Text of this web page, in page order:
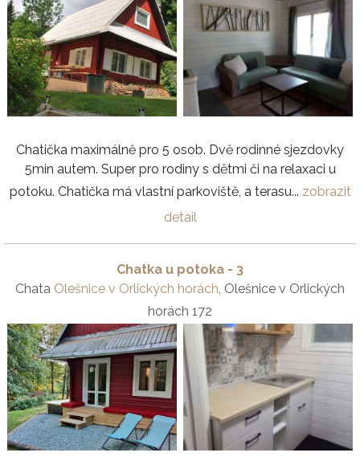
Chatička maximálně pro 5 osob. Dvě rodinné sjezdovky
5min autem. Super pro rodiny s dětmi či na relaxaci u
potoku. Chatička má vlastní parkoviště, a terasu... zobrazit
detail
Chatka u potoka - 3
Chata Olešnice v Orlických horách, Olešnice v Orlických
horách 172